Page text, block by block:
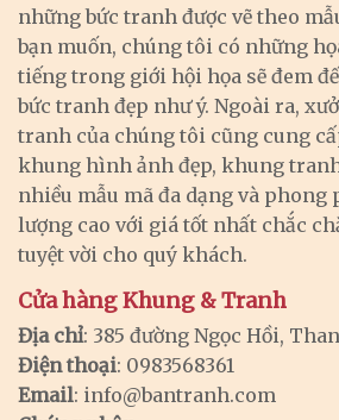
những bức tranh được vẽ theo
bạn muốn, chúng tôi có những
tiếng trong giới hội họa sẽ đem
bức tranh đẹp như ý. Ngoài ra,
tranh của chúng tôi cũng cung
khung hình ảnh đẹp, khung
nhiều mẫu mã đa dạng và phong
lượng cao với giá tốt nhất chắc
tuyệt vời cho quý khách.
Cửa hàng Khung & Tranh
Địa chỉ: 385 đường Ngọc Hồi,
Điện thoại: 0983568361
Email: info@bantranh.com